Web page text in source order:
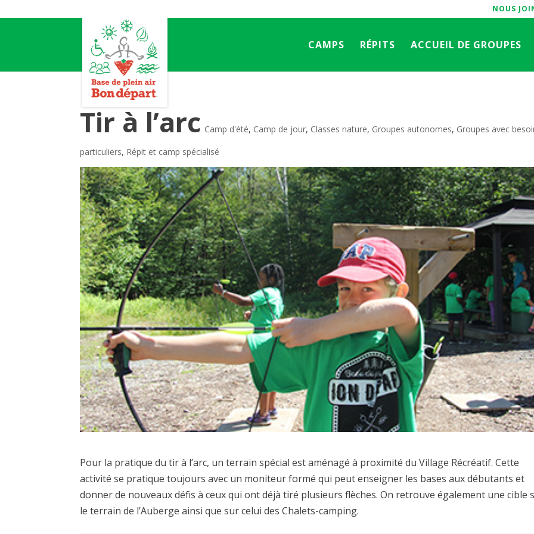
NOUS
CAMPS RÉPITS ACCUEIL DE GROUPES
Tir à l’arc Camp d'été, Camp de jour, Classes nature, Groupes autonomes, Groupes avec
particuliers, Répit et camp spécialisé
Pour la pratique du tir à l’arc, un terrain spécial est aménagé à proximité du Village Récréatif. Cette
activité se pratique toujours avec un moniteur formé qui peut enseigner les bases aux débutants et
donner de nouveaux défis à ceux qui ont déjà tiré plusieurs flèches. On retrouve également une cible
le terrain de l’Auberge ainsi que sur celui des Chalets-camping.